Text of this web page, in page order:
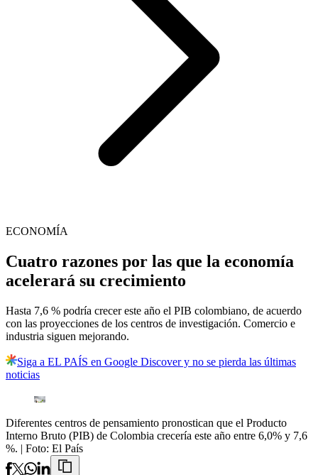
ECONOMÍA
Cuatro razones por las que la economía
acelerará su crecimiento
Hasta 7,6 % podría crecer este año el PIB colombiano, de acuerdo
con las proyecciones de los centros de investigación. Comercio e
industria siguen mejorando.
Siga a EL PAÍS en Google Discover y no se pierda las últimas
noticias
Diferentes centros de pensamiento pronostican que el Producto
Interno Bruto (PIB) de Colombia crecería este año entre 6,0% y 7,6
%. | Foto: El País